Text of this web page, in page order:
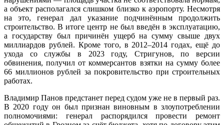
а объект располагался слишком близко к аэропорту. Несмотря
на это, генерал дал указание подчинённым продолжить
строительство. В итоге центр не был введён в эксплуатацию,
а государству был причинён ущерб на сумму свыше двух
миллиардов рублей. Кроме того, в 2012–2014 годах, ещё до
ухода со службы в 2023 году, Стригунов, по версии
обвинения, получил от коммерсантов взятки на сумму более
66 миллионов рублей за покровительство при строительных
работах.
Владимир Панов предстанет перед судом уже не в первый раз.
В 2020 году он был признан виновным в злоупотреблении
полномочиями: генерал распорядился провести ремонт